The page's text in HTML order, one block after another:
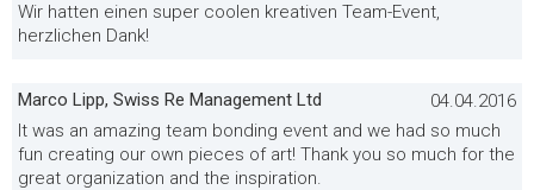
Wir hatten einen super coolen kreativen Team-Event,
herzlichen Dank!
Marco Lipp, Swiss Re Management Ltd
04.04.2016
It was an amazing team bonding event and we had so much
fun creating our own pieces of art! Thank you so much for the
great organization and the inspiration.